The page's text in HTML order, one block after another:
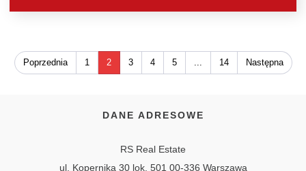
Poprzednia 1 2 3 4 5 ... 14 Następna
DANE ADRESOWE
RS Real Estate
ul. Kopernika 30 lok. 501 00-336 Warszawa